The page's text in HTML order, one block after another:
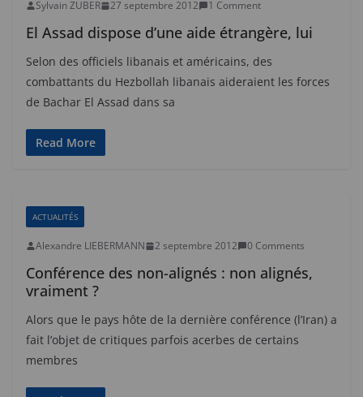
Sylvain ZUBER 27 septembre 2012 1 Comment
El Assad dispose d’une aide étrangère, lui
Selon des officiels libanais et américains, des
combattants du Hezbollah libanais aideraient les forces
de Bachar El Assad dans sa
Read More
ACTUALITÉS
Alexandre LIEBERMANN 2 septembre 2012 0 Comments
Conférence des non-alignés : non alignés,
vraiment ?
Alors que le pays hôte de la dernière conférence (l’Iran) a
fait l’objet de critiques parfois acerbes de certains
membres